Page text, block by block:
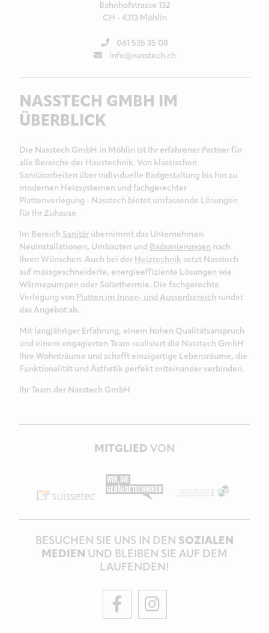
Bahnhofstrasse 132
CH - 4313 Möhlin
061 535 35 08
info@nasstech.ch
NASSTECH GMBH IM
ÜBERBLICK
Die Nasstech GmbH in Möhlin ist Ihr erfahrener Partner für
alle Bereiche der Haustechnik. Von klassischen
Sanitärarbeiten über individuelle Badgestaltung bis hin zu
modernen Heizsystemen und fachgerechter
Plattenverlegung - Nasstech bietet umfassende Lösungen
für Ihr Zuhause.
Im Bereich Sanitär übernimmt das Unternehmen
Neuinstallationen, Umbauten und Badsanierungen nach
Ihren Wünschen. Auch bei der Heiztechnik setzt Nasstech
auf massgeschneiderte, energieeffiziente Lösungen wie
Wärmepumpen oder Solarthermie. Die fachgerechte
Verlegung von Platten im Innen- und Aussenbereich rundet
das Angebot ab.
Mit langjähriger Erfahrung, einem hohen Qualitätsanspruch
und einem engagierten Team realisiert die Nasstech GmbH
Ihre Wohnträume und schafft einzigartige Lebensräume, die
Funktionalität und Ästhetik perfekt miteinander verbinden.
Ihr Team der Nasstech GmbH
MITGLIED VON
BESUCHEN SIE UNS IN DEN SOZIALEN
MEDIEN UND BLEIBEN SIE AUF DEM
LAUFENDEN!